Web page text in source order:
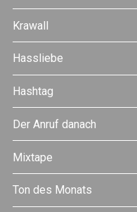
Krawall
Hassliebe
Hashtag
Der Anruf danach
Mixtape
Ton des Monats